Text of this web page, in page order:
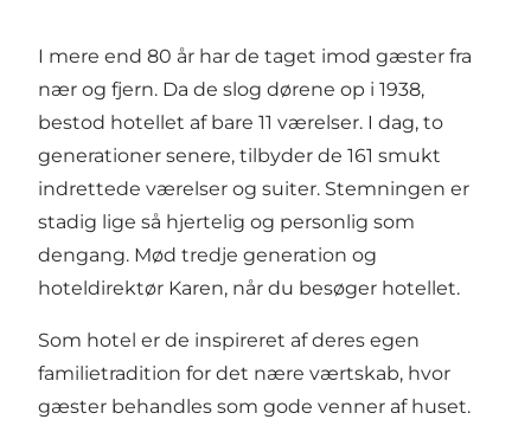
I mere end 80 år har de taget imod gæster fra
nær og fjern. Da de slog dørene op i 1938,
bestod hotellet af bare 11 værelser. I dag, to
generationer senere, tilbyder de 161 smukt
indrettede værelser og suiter. Stemningen er
stadig lige så hjertelig og personlig som
dengang. Mød tredje generation og
hoteldirektør Karen, når du besøger hotellet.
Som hotel er de inspireret af deres egen
familietradition for det nære værtskab, hvor
gæster behandles som gode venner af huset.